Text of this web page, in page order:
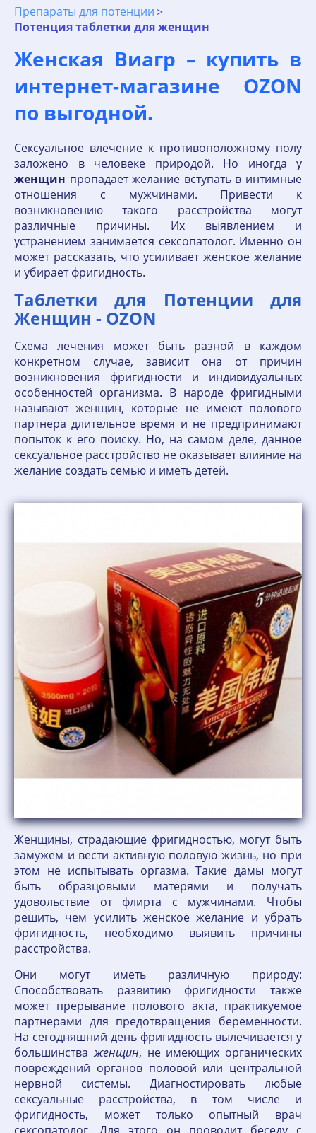
Препараты для потенции
Потенция таблетки для женщин
Женская Виагр – купить в
интернет-магазине OZON
по выгодной.
Сексуальное влечение к противоположному полу
заложено в человеке природой. Но иногда у
женщин пропадает желание вступать в интимные
отношения с мужчинами. Привести к
возникновению такого расстройства могут
различные причины. Их выявлением и
устранением занимается сексопатолог. Именно он
может рассказать, что усиливает женское желание
и убирает фригидность.
Таблетки для Потенции для
Женщин - OZON
Схема лечения может быть разной в каждом
конкретном случае, зависит она от причин
возникновения фригидности и индивидуальных
особенностей организма. В народе фригидными
называют женщин, которые не имеют полового
партнера длительное время и не предпринимают
попыток к его поиску. Но, на самом деле, данное
сексуальное расстройство не оказывает влияние на
желание создать семью и иметь детей.
Женщины, страдающие фригидностью, могут быть
замужем и вести активную половую жизнь, но при
этом не испытывать оргазма. Такие дамы могут
быть образцовыми матерями и получать
удовольствие от флирта с мужчинами. Чтобы
решить, чем усилить женское желание и убрать
фригидность, необходимо выявить причины
расстройства.
Они могут иметь различную природу:
Способствовать развитию фригидности также
может прерывание полового акта, практикуемое
партнерами для предотвращения беременности.
На сегодняшний день фригидность вылечивается у
большинстваженщин, не имеющих органических
повреждений органов половой или центральной
нервной системы. Диагностировать любые
сексуальные расстройства, в том числе и
фригидность, может только опытный врач